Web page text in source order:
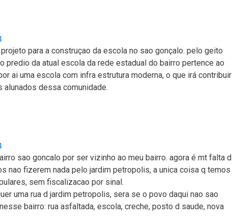
para a construçao da escola no sao gonçalo. pelo geito
predio da atual escola da rede estadual do bairro pertence ao
ai uma escola com infra estrutura moderna, o que irá contribuir
dessa comunidade.
sao goncalo por ser vizinho ao meu bairro. agora é mt falta d
nao fizerem nada pelo jardim petropolis, a unica coisa q temos
sem fiscalizacao por sinal.
uma rua d jardim petropolis, sera se o povo daqui nao sao
bairro: rua asfaltada, escola, creche, posto d saude, nova